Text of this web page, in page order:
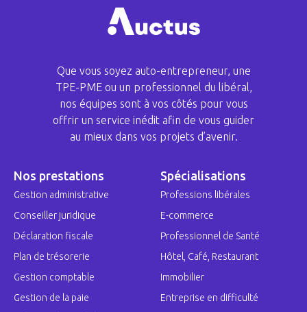
Que vous soyez auto-entrepreneur, une
TPE-PME ou un professionnel du libéral,
nos équipes sont à vos côtés pour vous
offrir un service inédit afin de vous guider
au mieux dans vos projets d’avenir.
Nos prestations
Gestion administrative
Conseiller juridique
Déclaration fiscale
Plan de trésorerie
Gestion comptable
Gestion de la paie
Spécialisations
Professions libérales
E-commerce
Professionnel de Santé
Hôtel, Café, Restaurant
Immobilier
Entreprise en difficulté